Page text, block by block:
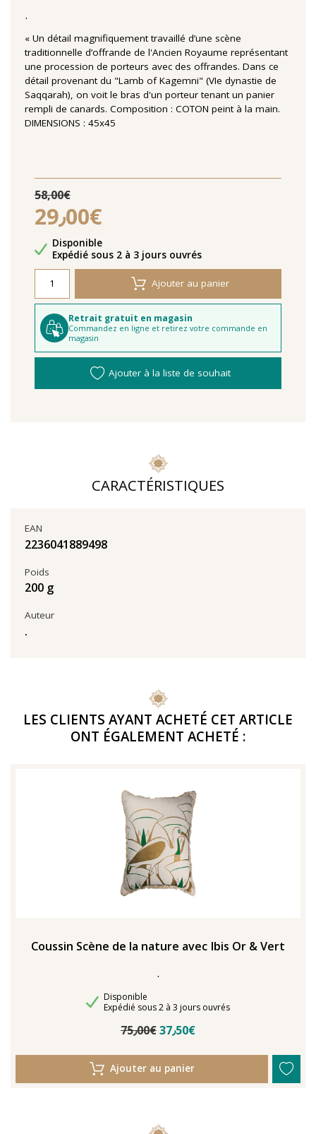
.
« Un détail magnifiquement travaillé d’une scène
traditionnelle d’offrande de l'Ancien Royaume représentant
une procession de porteurs avec des offrandes. Dans ce
détail provenant du "Lamb of Kagemni" (VIe dynastie de
Saqqarah), on voit le bras d'un porteur tenant un panier
rempli de canards. Composition : COTON peint à la main.
DIMENSIONS : 45x45
58,00€
29٫00€
Disponibilité
Disponible
Délais de livraison
Expédié sous 2 à 3 jours ouvrés
Ajouter au panier
Retrait gratuit en magasin
Commandez en ligne et retirez votre commande en
magasin
Ajouter à la liste de souhait
CARACTÉRISTIQUES
EAN
2236041889498
Poids
200 g
Auteur
.
LES CLIENTS AYANT ACHETÉ CET ARTICLE
ONT ÉGALEMENT ACHETÉ :
Coussin Scène de la nature avec Ibis Or & Vert
.
Disponibilité
Disponible
Délais de livraison
Expédié sous 2 à 3 jours ouvrés
75٫00€ 37٫50€
Ajouter au panier